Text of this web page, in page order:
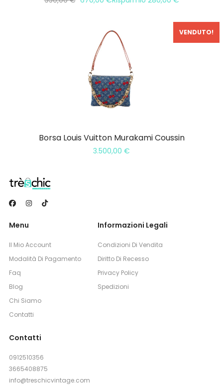
VENDUTO!
Borsa Louis Vuitton Murakami Coussin
3.500,00 €
Menu
Il Mio Account
Modalità Di Pagamento
Faq
Blog
Chi Siamo
Contatti
Informazioni Legali
Condizioni Di Vendita
Diritto Di Recesso
Privacy Policy
Spedizioni
Contatti
0912510356
3665408875
info@treschicvintage.com